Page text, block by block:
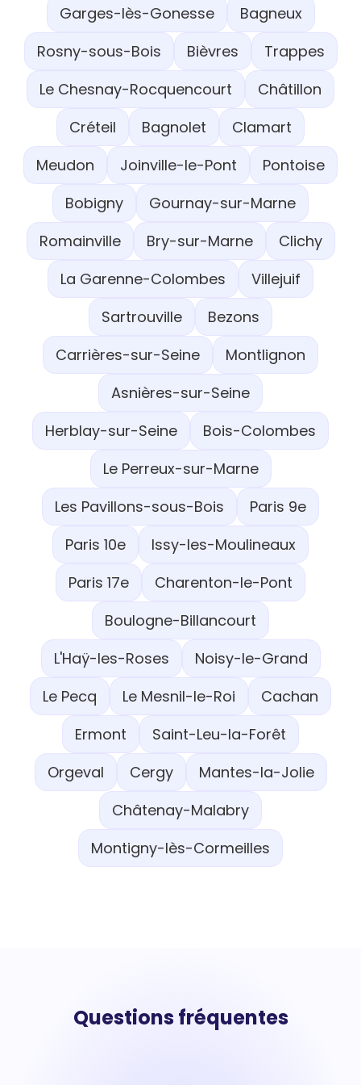
Garges-lès-Gonesse
Bagneux
Rosny-sous-Bois
Bièvres
Trappes
Le Chesnay-Rocquencourt
Châtillon
Créteil
Bagnolet
Clamart
Meudon
Joinville-le-Pont
Pontoise
Bobigny
Gournay-sur-Marne
Romainville
Bry-sur-Marne
Clichy
La Garenne-Colombes
Villejuif
Sartrouville
Bezons
Carrières-sur-Seine
Montlignon
Asnières-sur-Seine
Herblay-sur-Seine
Bois-Colombes
Le Perreux-sur-Marne
Les Pavillons-sous-Bois
Paris 9e
Paris 10e
Issy-les-Moulineaux
Paris 17e
Charenton-le-Pont
Boulogne-Billancourt
L'Haÿ-les-Roses
Noisy-le-Grand
Le Pecq
Le Mesnil-le-Roi
Cachan
Ermont
Saint-Leu-la-Forêt
Orgeval
Cergy
Mantes-la-Jolie
Châtenay-Malabry
Montigny-lès-Cormeilles
Questions fréquentes